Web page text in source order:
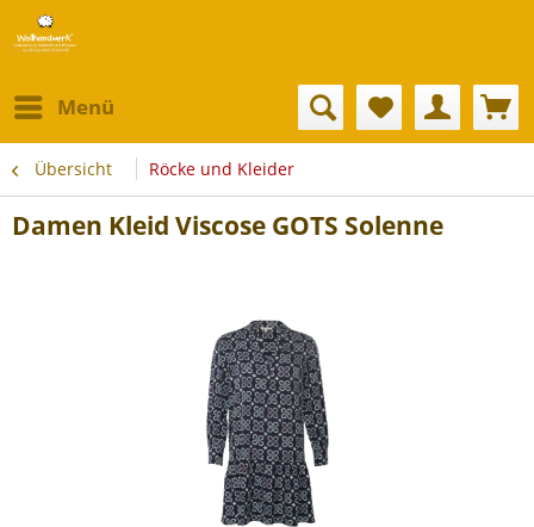
Menü
Übersicht Röcke und Kleider
Damen Kleid Viscose GOTS Solenne